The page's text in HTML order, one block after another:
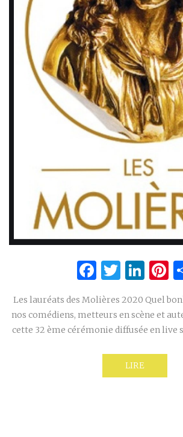
Facebook
Les lauréats des Molières 2020 Quel
nos comédiens, metteurs en scène et
cette 32 ème cérémonie diffusée en live
LIRE